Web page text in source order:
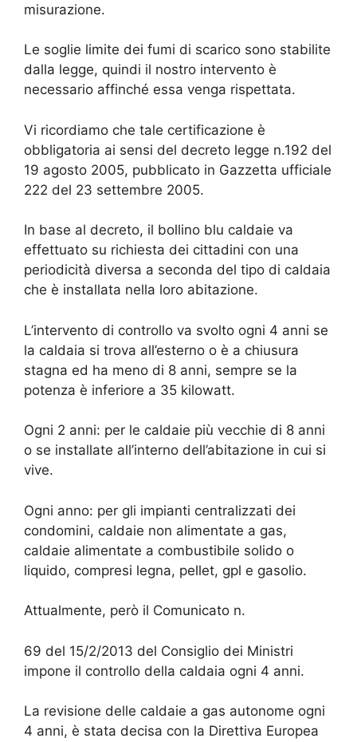
misurazione.
Le soglie limite dei fumi di scarico sono stabilite
dalla legge, quindi il nostro intervento è
necessario affinché essa venga rispettata.
Vi ricordiamo che tale certificazione è
obbligatoria ai sensi del decreto legge n.192 del
19 agosto 2005, pubblicato in Gazzetta ufficiale
222 del 23 settembre 2005.
In base al decreto, il bollino blu caldaie va
effettuato su richiesta dei cittadini con una
periodicità diversa a seconda del tipo di caldaia
che è installata nella loro abitazione.
L’intervento di controllo va svolto ogni 4 anni se
la caldaia si trova all’esterno o è a chiusura
stagna ed ha meno di 8 anni, sempre se la
potenza è inferiore a 35 kilowatt.
Ogni 2 anni: per le caldaie più vecchie di 8 anni
o se installate all’interno dell’abitazione in cui si
vive.
Ogni anno: per gli impianti centralizzati dei
condomini, caldaie non alimentate a gas,
caldaie alimentate a combustibile solido o
liquido, compresi legna, pellet, gpl e gasolio.
Attualmente, però il Comunicato n.
69 del 15/2/2013 del Consiglio dei Ministri
impone il controllo della caldaia ogni 4 anni.
La revisione delle caldaie a gas autonome ogni
4 anni, è stata decisa con la Direttiva Europea